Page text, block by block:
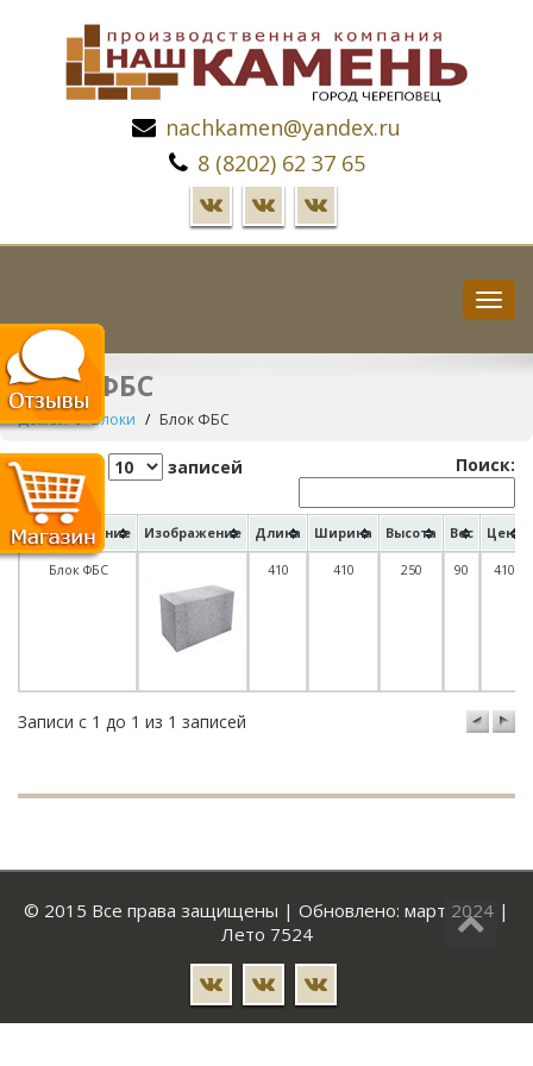
nachkamen@yandex.ru
8 (8202) 62 37 65
Блок ФБС
Домой Блоки Блок ФБС
Показать записей Поиск:
Наименование Изображение Длина Ширина Высота Вес Цена
Блок ФБС 410 410 250 90 410
Записи с 1 до 1 из 1 записей
© 2015 Все права защищены | Обновлено: март 2024 |
Лето 7524